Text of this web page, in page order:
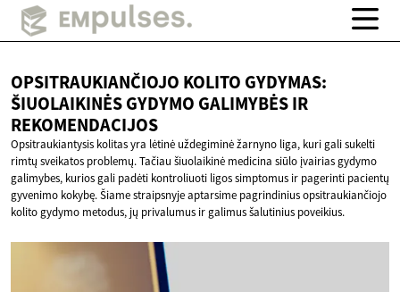
OPSITRAUKIANČIOJO KOLITO GYDYMAS:
ŠIUOLAIKINĖS GYDYMO GALIMYBĖSIR
REKOMENDACIJOS
Opsitraukiantysis kolitas yra lėtinė uždegiminė žarnyno liga, kuri gali sukelti
rimtų sveikatos problemų. Tačiau šiuolaikinė medicina siūlo įvairias gydymo
galimybes, kurios gali padėti kontroliuoti ligos simptomus ir pagerinti pacientų
gyvenimo kokybę. Šiame straipsnyje aptarsime pagrindinius opsitraukiančiojo
kolito gydymo metodus, jų privalumus ir galimus šalutinius poveikius.